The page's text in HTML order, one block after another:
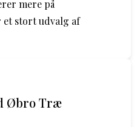
mere på
et stort udvalg af
Øbro Træ